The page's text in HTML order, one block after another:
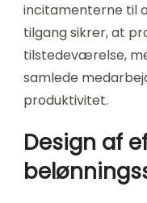
incitamenterne til
tilgang sikrer, at
tilstedeværelse,
samlede
produktivitet.
Design af